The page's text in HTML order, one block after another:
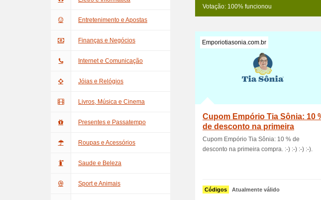
Entretenimento e Apostas
Finanças e Negócios
Internet e Comunicação
Jóias e Relógios
Livros, Música e Cinema
Presentes e Passatempo
Roupas e Acessórios
Saude e Beleza
Sport e Animais
Votação: 100% funcionou
Emporiotiasonia.com.br
Cupom Empório Tia Sônia: 10
de desconto na primeira
compra
Cupom Empório Tia Sônia: 10 % de
desconto na primeira compra. :-) :-) :-) :-).
Códigos Atualmente válido